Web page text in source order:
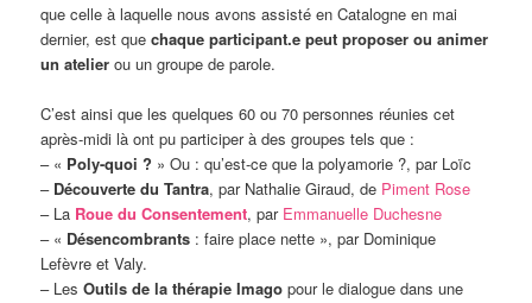
que celle à laquelle nous avons assisté en Catalogne en mai
dernier, est quechaque participant.e peut proposer ou animer
un atelier ou un groupe de parole.
C’est ainsi que les quelques 60 ou 70 personnes réunies cet
après-midi là ont pu participer à des groupes tels que :
– « Poly-quoi ? » Ou : qu’est-ce que la polyamorie ?, par Loïc
– Découverte du Tantra, par Nathalie Giraud, de Piment Rose
– La Roue du Consentement, parEmmanuelle Duchesne
– « Désencombrants : faire place nette », par Dominique
Lefèvre et Valy.
– LesOutils de la thérapie Imago pour le dialogue dans une